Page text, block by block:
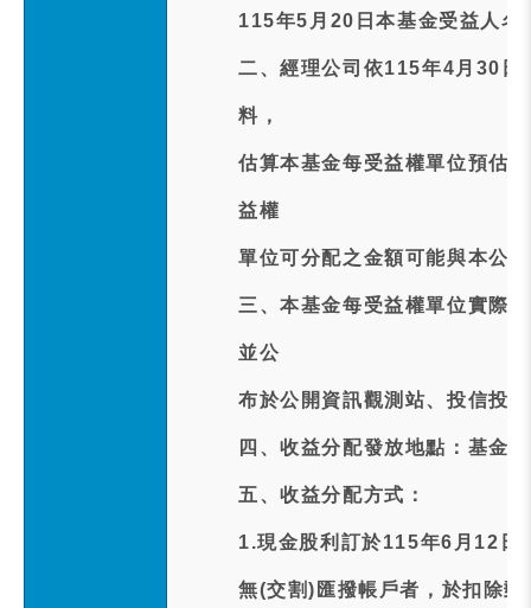
115年5月20日本基金受益人名
二、經理公司依115年4月30日
料，
估算本基金每受益權單位預估
益權
單位可分配之金額可能與本公
三、本基金每受益權單位實際
並公
布於公開資訊觀測站、投信投
四、收益分配發放地點：基金
五、收益分配方式：
1.現金股利訂於115年6月12日
無(交割)匯撥帳戶者，於扣除